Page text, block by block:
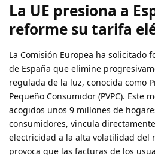
La UE presiona a
reforme su tarifa
La Comisión Europea ha solicitado
de España que elimine
regulada de la luz, conocida como
Pequeño Consumidor (PVPC). Este
acogidos unos 9 millones de
consumidores, vincula
electricidad a la alta volatilidad del
provoca que las facturas de los